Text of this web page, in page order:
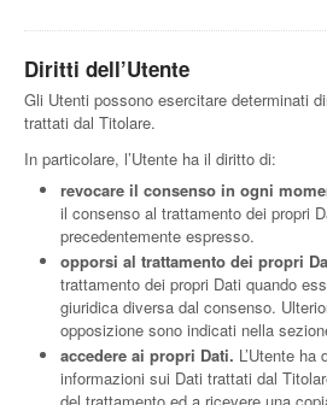
Diritti dell’Utente
Gli Utenti possono esercitare determinati
trattati dal Titolare.
In particolare, l’Utente ha il diritto di:
revocare il consenso in ogni
il consenso al trattamento dei propri
precedentemente espresso.
opporsi al trattamento dei propri
trattamento dei propri Dati quando
giuridica diversa dal consenso.
opposizione sono indicati nella
accedere ai propri Dati. L’Utente
informazioni sui Dati trattati dal